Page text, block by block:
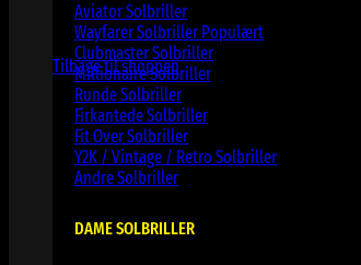
Ingen varer i kurven.
Tilbage til shoppen
Aviator Solbriller
Wayfarer Solbriller
Clubmaster Solbriller
Millionaire Solbriller
Runde Solbriller
Firkantede Solbriller
Fit Over Solbriller
Y2K / Vintage / Retro Solbriller
Andre Solbriller
DAME SOLBRILLER